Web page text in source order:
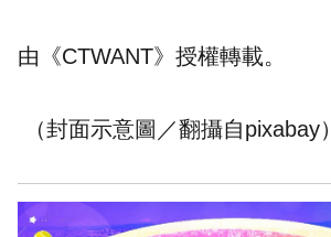
由《CTWANT》授權轉載。
（封面示意圖／翻攝自pixabay）